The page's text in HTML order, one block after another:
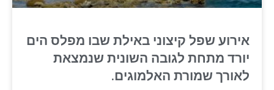
אירוע שפל קיצוני באילת שבו מפלס הים
יורד מתחת לגובה השונית שנמצאת
לאורך שמורת האלמוגים.